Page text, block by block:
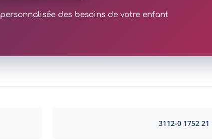
des besoins de votre enfant
3112-0 1752